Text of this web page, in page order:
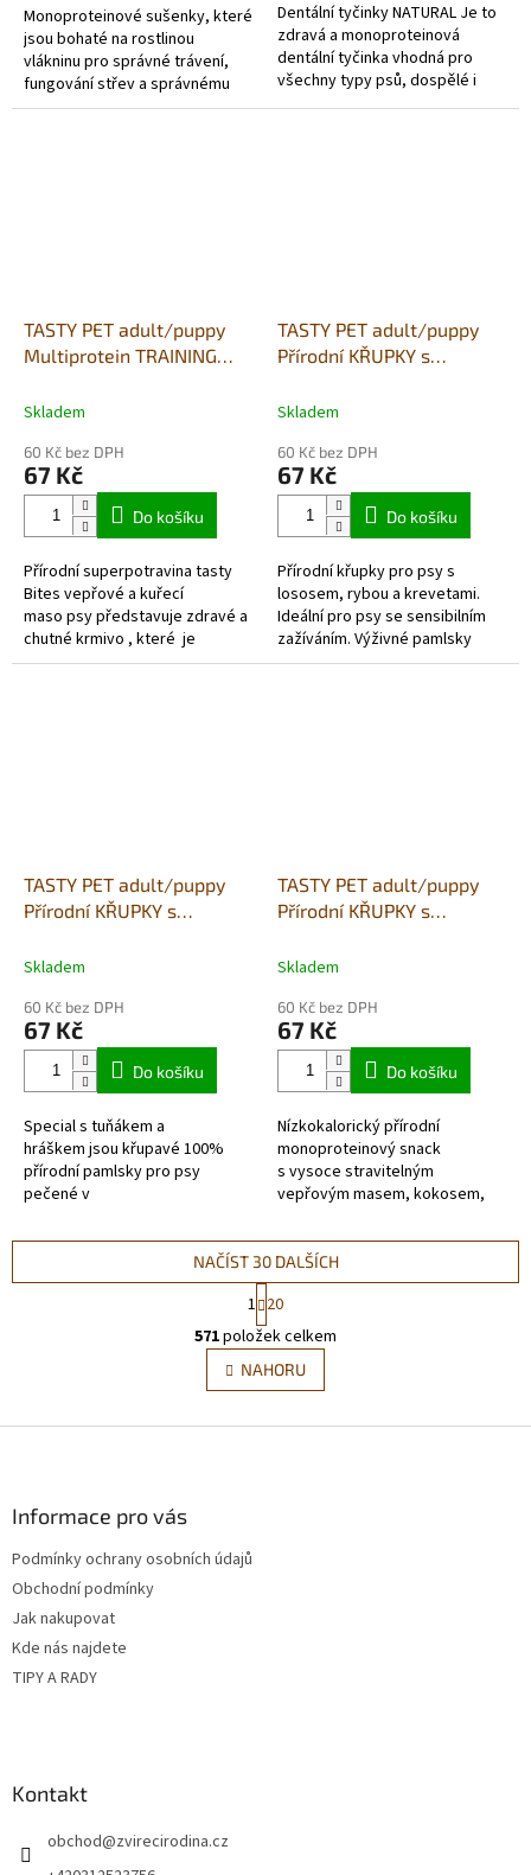
Monoproteinové sušenky, které
jsou bohaté na rostlinou
vlákninu pro správné trávení,
fungování střev a správnému
vstřebávání živin. vepřové
Dentální tyčinky NATURAL Je to
zdravá a monoproteinová
dentální tyčinka vhodná pro
všechny typy psů, dospělé i
štěňata. Obsahují mrkev a
TASTY PET adult/puppy
Multiprotein TRAINING
80g - PODPORA ZRAKU
Skladem
60 Kč bez DPH
67 Kč
Do košíku
Přírodní superpotravina tasty
Bites vepřové a kuřecí
maso psy představuje zdravé a
chutné krmivo , které je
perfektní jako odměna, nebo...
TASTY PET adult/puppy
Přírodní KŘUPKY s
- GASTROINTESTINAL
Skladem
60 Kč bez DPH
67 Kč
Do košíku
Přírodní křupky pro psy s
lososem, rybou a krevetami.
Ideální pro psy se sensibilním
zažíváním. Výživné pamlsky
vhodné pro všechny typy psů,
TASTY PET adult/puppy
Přírodní KŘUPKY s
DETOX
Skladem
60 Kč bez DPH
67 Kč
Do košíku
Special s tuňákem a
hráškem jsou křupavé 100%
přírodní pamlsky pro psy
pečené v
hrášek, bohaté na omega3 a
pomáhají...
TASTY PET adult/puppy
Přírodní KŘUPKY s
- SENSITIV
Skladem
60 Kč bez DPH
67 Kč
Do košíku
Nízkokalorický přírodní
monoproteinový snack
s vysoce stravitelným
vepřovým masem, kokosem,
ke zdravému trávicímu systému
a střevního traktu má...
O
v
l
á
NAČÍST 30 DALŠÍCH
S
t
r
á
n
k
v
1 20
571položek celkem
NAHORU
Informace pro vás
Podmínky ochrany osobních údajů
Obchodní podmínky
Jak nakupovat
Kde nás najdete
TIPY A RADY
Kontakt
obchod@zvirecirodina.cz